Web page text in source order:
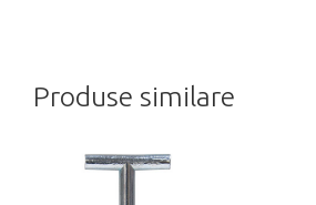
Produse similare